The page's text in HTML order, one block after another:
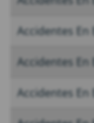
Accidentes En
Accidentes En
Accidentes En